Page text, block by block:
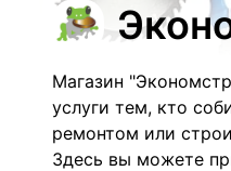
Магазин
услуги тем, кто
ремонтом или
Здесь вы можете